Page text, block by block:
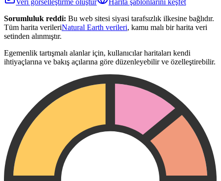
Veri görselleştirme oluştur
Harita şablonlarını keşfet
Sorumluluk reddi: Bu web sitesi siyasi tarafsızlık ilkesine bağlıdır.
Tüm harita verileriNatural Earth verileri, kamu malı bir harita veri
setinden alınmıştır.
Egemenlik tartışmalı alanlar için, kullanıcılar haritaları kendi
ihtiyaçlarına ve bakış açılarına göre düzenleyebilir ve özelleştirebilir.